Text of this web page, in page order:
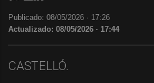
Publicado: 08/05/2026 · 17:26
Actualizado: 08/05/2026 · 17:44
CASTELLÓ.